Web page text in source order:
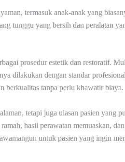
termasuk anak-anak yang
tunggu yang bersih dan peralatan
prosedur estetik dan restoratif.
dilakukan dengan standar
berkualitas tanpa perlu khawatir biaya.
tetapi juga ulasan pasien yang
hasil perawatan memuaskan,
untuk pasien yang ingin